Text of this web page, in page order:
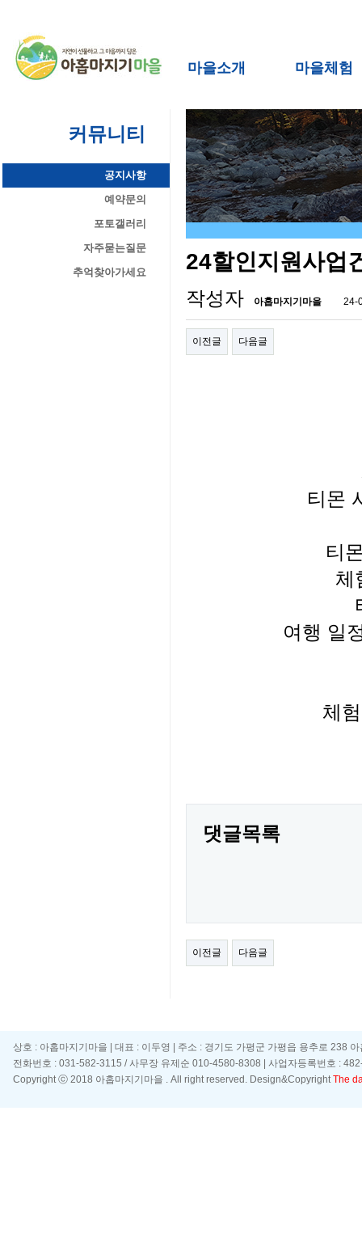
마을소개 마을체험
커뮤니티
공지사항
예약문의
포토갤러리
자주묻는질문
추억찾아가세요
24할인지원사업
작성자 아홉마지기마을 24-
이전글 다음글
티몬
티
체
여행 일
체
댓글목록
이전글 다음글
상호 : 아홉마지기마을 | 대표 : 이두영 | 주소 : 경기도 가평군 가평읍 용추로 238
전화번호 : 031-582-3115 / 사무장 유제순 010-4580-8308 | 사업자등록번호 :
Copyright ⓒ 2018 아홉마지기마을 . All right reserved. Design&CopyrightThe